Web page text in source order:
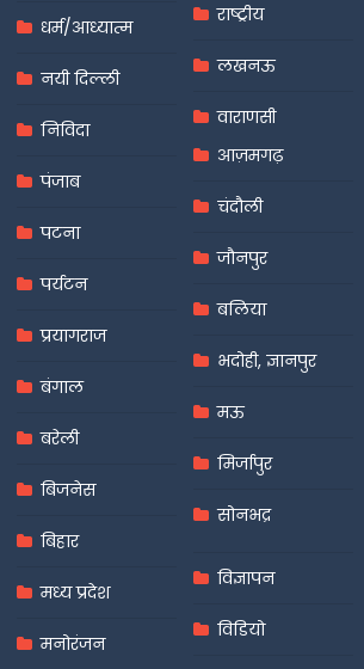
धर्म/आध्यात्म
नयी दिल्ली
निविदा
पंजाब
पटना
पर्यटन
प्रयागराज
बंगाल
बरेली
बिजनेस
बिहार
मध्य प्रदेश
मनोरंजन
राष्ट्रीय
लखनऊ
वाराणसी
आज़मगढ़
चंदौली
जौनपुर
बलिया
भदोही, ज्ञानपुर
मऊ
मिर्जापुर
सोनभद्र
विज्ञापन
विडियो